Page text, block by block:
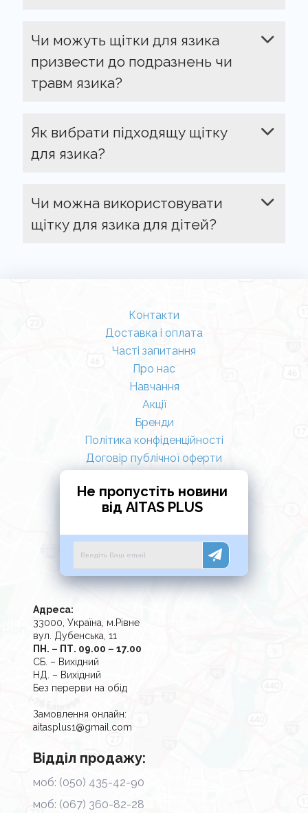
Чи можуть щітки для язика
призвести до подразнень чи
травм язика?
Як вибрати підходящу щітку
для язика?
Чи можна використовувати
щітку для язика для дітей?
Контакти
Доставка і оплата
Часті запитання
Про нас
Навчання
Акції
Бренди
Політика конфіденційності
Договір публічної оферти
Не пропустіть новини
від AITAS PLUS
Адреса:
33000, Україна, м.Рівне
вул. Дубенська, 11
ПН. – ПТ. 09.00 – 17.00
СБ. – Вихідний
НД. – Вихідний
Без перерви на обід
Замовлення онлайн:
aitasplus1@gmail.com
Відділ продажу:
моб: (050) 435-42-90
моб: (067) 360-82-28